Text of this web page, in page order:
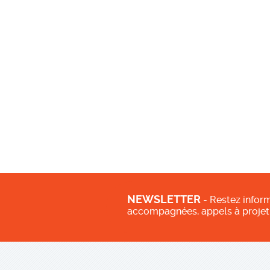
NEWSLETTER - Restez
accompagnées, appels à